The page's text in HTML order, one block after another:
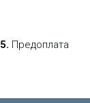
5. Предоплата